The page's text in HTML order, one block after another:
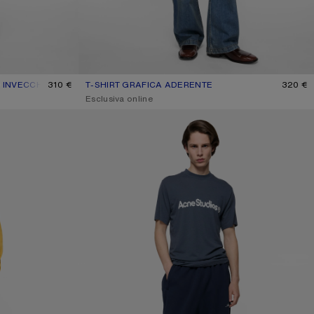
310 €
T-SHIRT GRAFICA ADERENTE
COLORE ATTUALE: ROSA PALLIDO
PREZZO: 320 €.
320 €
,Esclusiva online